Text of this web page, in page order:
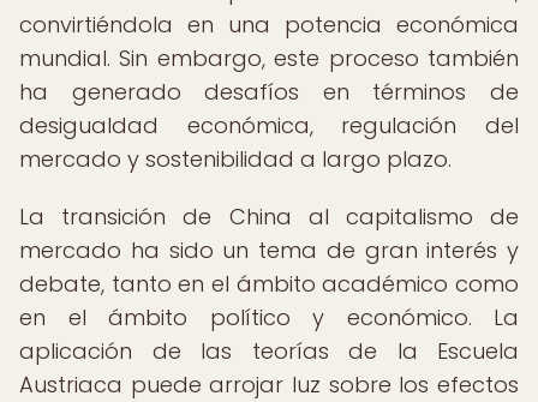
convirtiéndola en una potencia económica
mundial. Sin embargo, este proceso también
ha generado desafíos en términos de
desigualdad económica, regulación del
mercado y sostenibilidad a largo plazo.
La transición de China al capitalismo de
mercado ha sido un tema de gran interés y
debate, tanto en el ámbito académico como
en el ámbito político y económico. La
aplicación de las teorías de la Escuela
Austriaca puede arrojar luz sobre los efectos